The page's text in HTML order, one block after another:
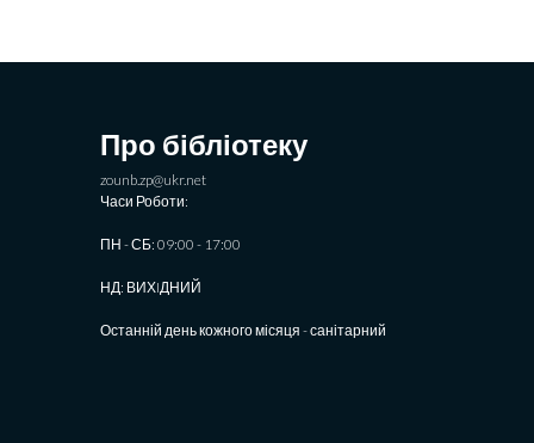
Про бібліотеку
zounb.zp@ukr.net
Часи Роботи:
ПН - СБ: 09:00 - 17:00
НД: ВИХIДНИЙ
Останній день кожного місяця - санітарний